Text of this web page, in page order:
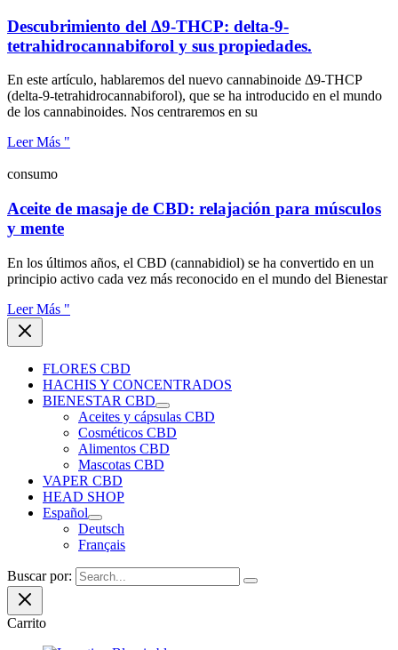
Descubrimiento del Δ9-THCP: delta-9-
tetrahidrocannabiforol y sus propiedades.
En este artículo, hablaremos del nuevo cannabinoide Δ9-THCP
(delta-9-tetrahidrocannabiforol), que se ha introducido en el mundo
de los cannabinoides. Nos centraremos en su
Leer Más "
consumo
Aceite de masaje de CBD: relajación para músculos
y mente
En los últimos años, el CBD (cannabidiol) se ha convertido en un
principio activo cada vez más reconocido en el mundo del Bienestar
Leer Más "
FLORES CBD
HACHIS Y CONCENTRADOS
BIENESTAR CBD
Aceites y cápsulas CBD
Cosméticos CBD
Alimentos CBD
Mascotas CBD
VAPER CBD
HEAD SHOP
Español
Deutsch
Français
Buscar por:
Carrito